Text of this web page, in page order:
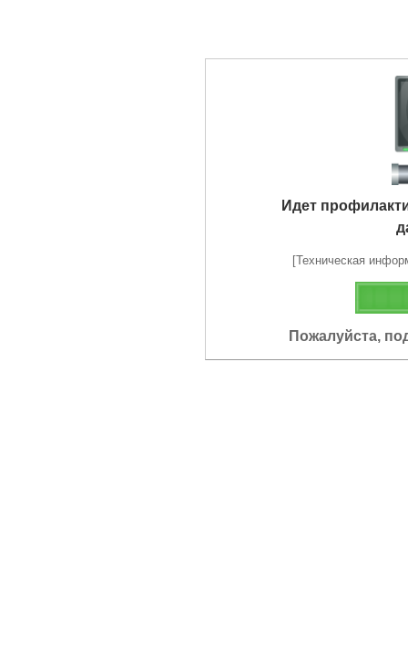
Идет
[Техническая
Пожалуйста,